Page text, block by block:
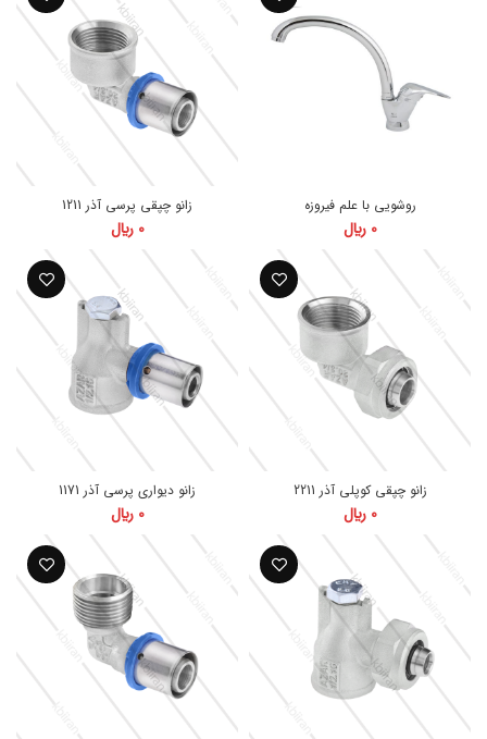
روشویی با علم فیروزه
0 ﷼
زانو چپقی پرسی آذر 1211
0 ﷼
زانو چپقی کوپلی آذر 2211
0 ﷼
زانو دیواری پرسی آذر 1171
0 ﷼